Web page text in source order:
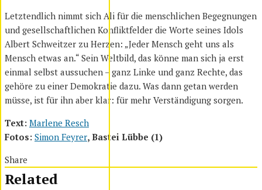
Letztendlich nimmt sich Ali für die menschlichen Begegnungen
und gesellschaftlichen Konfliktfelder die Worte seines Idols
Albert Schweitzer zu Herzen: „Jeder Mensch geht uns als
Mensch etwas an.“ Sein Weltbild, das könne man sich ja erst
einmal selbst aussuchen – ganz Linke und ganz Rechte, das
gehöre zu einer Demokratie dazu. Was dann getan werden
müsse, ist für ihn aber klar: für mehr Verständigung sorgen.
Text: Marlene Resch
Fotos: Simon Feyrer, Bastei Lübbe (1)
Share
Related